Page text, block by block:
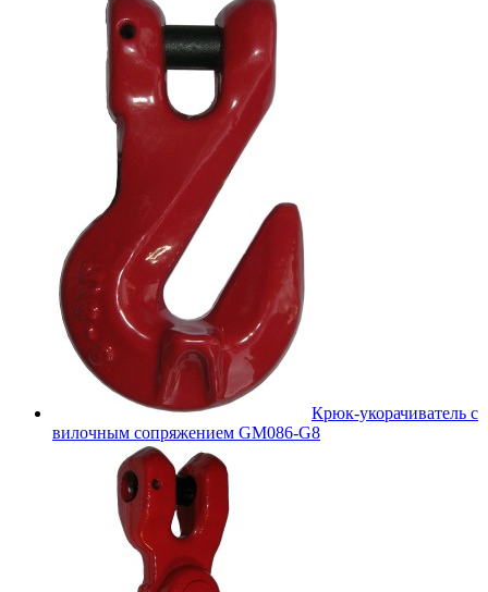
Крюк-укорачиватель с
вилочным сопряжением GM086-G8